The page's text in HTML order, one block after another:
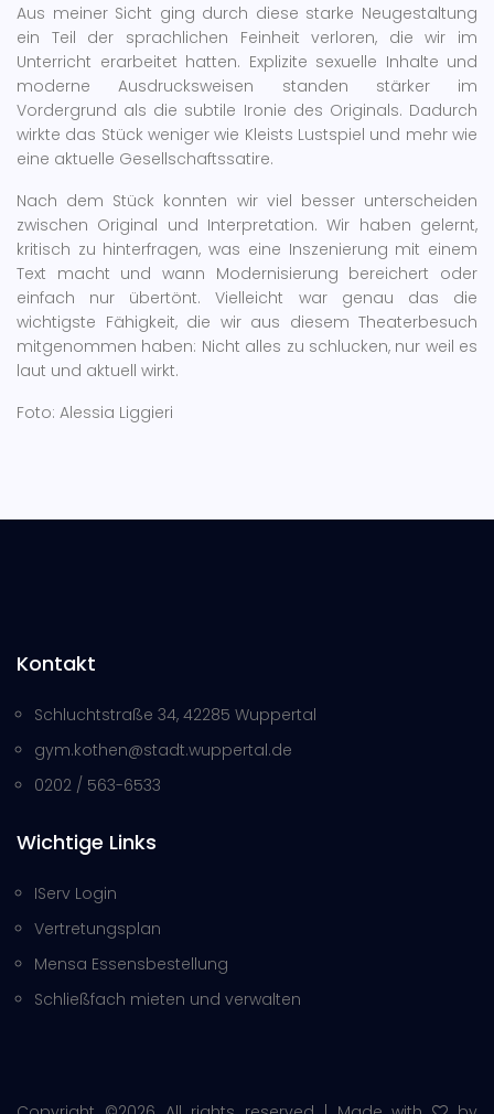
Aus meiner Sicht ging durch diese starke Neugestaltung
ein Teil der sprachlichen Feinheit verloren, die wir im
Unterricht erarbeitet hatten. Explizite sexuelle Inhalte und
moderne Ausdrucksweisen standen stärker im
Vordergrund als die subtile Ironie des Originals. Dadurch
wirkte das Stück weniger wie Kleists Lustspiel und mehr wie
eine aktuelle Gesellschaftssatire.
Nach dem Stück konnten wir viel besser unterscheiden
zwischen Original und Interpretation. Wir haben gelernt,
kritisch zu hinterfragen, was eine Inszenierung mit einem
Text macht und wann Modernisierung bereichert oder
einfach nur übertönt. Vielleicht war genau das die
wichtigste Fähigkeit, die wir aus diesem Theaterbesuch
mitgenommen haben: Nicht alles zu schlucken, nur weil es
laut und aktuell wirkt.
Foto: Alessia Liggieri
Kontakt
Schluchtstraße 34, 42285 Wuppertal
gym.kothen@stadt.wuppertal.de
0202 / 563-6533
Wichtige Links
IServ Login
Vertretungsplan
Mensa Essensbestellung
Schließfach mieten und verwalten